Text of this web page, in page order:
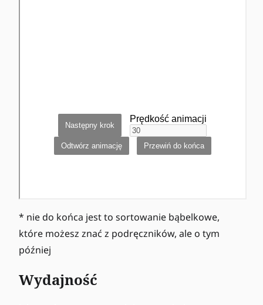
* nie do końca jest to sortowanie bąbelkowe,
które możesz znać z podręczników, ale o tym
później
Wydajność